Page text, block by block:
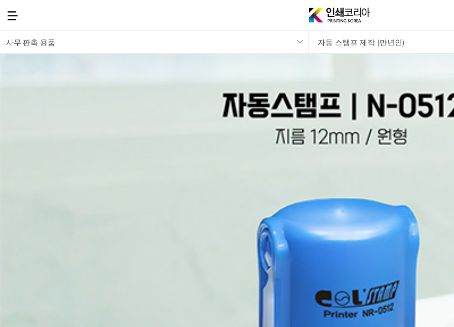
사무·판촉 용품 자동 스탬프 제작 (만년인)